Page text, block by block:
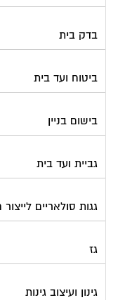
בדק בית
ביטוח ועד בית
בישום בניין
גביית ועד בית
גגות סולאריים
גז
גינון ועיצוב גינות